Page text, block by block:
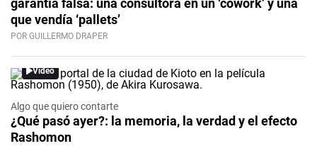
garantía falsa: una consultora en un ‘cowork’ y una
que vendía ‘pallets’
POR GUILLERMO DRAPER
Video
Algo que quiero contarte
¿Qué pasó ayer?: la memoria, la verdad y el efecto
Rashomon